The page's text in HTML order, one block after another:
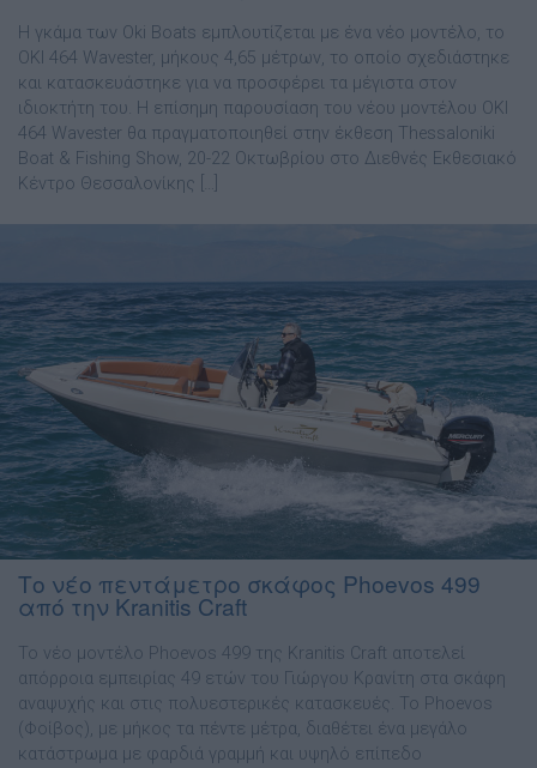
Η γκάμα των Oki Boats εμπλουτίζεται με ένα νέο μοντέλο, το
OKI 464 Wavester, μήκους 4,65 μέτρων, το οποίο σχεδιάστηκε
και κατασκευάστηκε για να προσφέρει τα μέγιστα στον
ιδιοκτήτη του. Η επίσημη παρουσίαση του νέου μοντέλου OKI
464 Wavester θα πραγματοποιηθεί στην έκθεση Thessaloniki
Boat & Fishing Show, 20-22 Οκτωβρίου στο ∆ιεθνές Εκθεσιακό
Κέντρο Θεσσαλονίκης […]
Το νέο πεντάμετρο σκάφος Phoevos 499
από την Kranitis Craft
To νέο µοντέλο Phoevos 499 της Kranitis Craft αποτελεί
απόρροια εµπειρίας 49 ετών του Γιώργου Κρανίτη στα σκάφη
αναψυχής και στις πολυεστερικές κατασκευές. To Phoevos
(Φοίβος), µε µήκος τα πέντε µέτρα, διαθέτει ένα µεγάλο
κατάστρωµα µε φαρδιά γραµµή και υψηλό επίπεδο